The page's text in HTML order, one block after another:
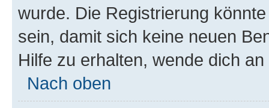
wurde. Die Registrierung
sein, damit sich keine neuen
Hilfe zu erhalten, wende dich
Nach oben